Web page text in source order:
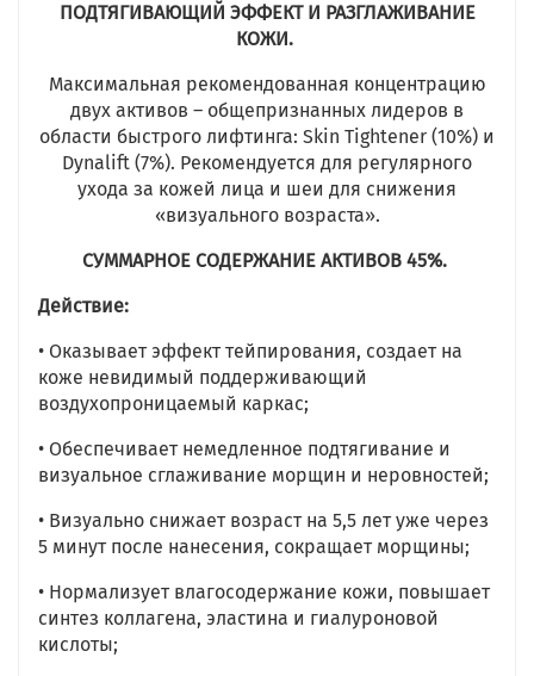
ПОДТЯГИВАЮЩИЙ ЭФФЕКТ И РАЗГЛАЖИВАНИЕ
КОЖИ.
Максимальная рекомендованная концентрацию
двух активов – общепризнанных лидеров в
области быстрого лифтинга: Skin Tightener (10%) и
Dynalift (7%). Рекомендуется для регулярного
ухода за кожей лица и шеи для снижения
«визуального возраста».
СУММАРНОЕ СОДЕРЖАНИЕ АКТИВОВ 45%.
Действие:
• Оказывает эффект тейпирования, создает на
коже невидимый поддерживающий
воздухопроницаемый каркас;
• Обеспечивает немедленное подтягивание и
визуальное сглаживание морщин и неровностей;
• Визуально снижает возраст на 5,5 лет уже через
5 минут после нанесения, сокращает морщины;
• Нормализует влагосодержание кожи, повышает
синтез коллагена, эластина и гиалуроновой
кислоты;